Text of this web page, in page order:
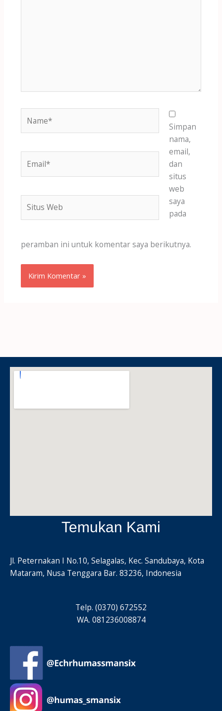
Web
Simpan
nama,
email,
dan
situs
web
saya
pada
peramban ini untuk komentar saya berikutnya.
Temukan Kami
Jl. Peternakan I No.10, Selagalas, Kec. Sandubaya, Kota
Mataram, Nusa Tenggara Bar. 83236, Indonesia
Telp. (0370) 672552
WA. 081236008874